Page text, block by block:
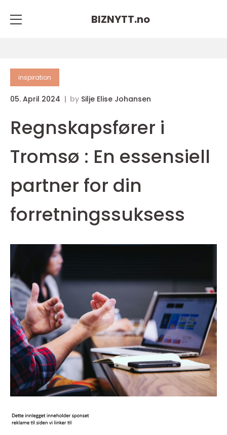
BIZNYTT.no
inspiration
05. April 2024 by Silje Elise Johansen
Regnskapsfører i
Tromsø : En essensiell
partner for din
forretningssuksess